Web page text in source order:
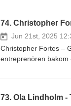
74. Christopher
Jun 21st, 2025
Christopher Fortes –
entreprenören bakom
den allra första
verklighet genom hårt arbete och
73. Ola Lindholm